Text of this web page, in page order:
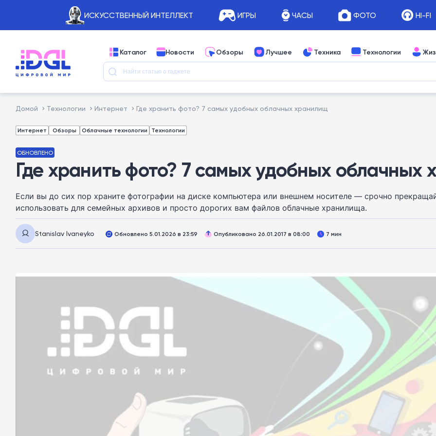
ИСКУССТВЕННЫЙ ИНТЕЛЛЕКТ ИГРЫ ЧАСЫ ФОТО HI-FI
Каталог Новости Обзоры Лучшее Техника Технологии
Домой Технологии Интернет Где хранить фото? 7 самых удобных облачных хранилищ
Интернет Обзоры Облачные технологии Технологии
ОБНОВЛЕНО
Где хранить фото? 7 самых удобных облачных
Если вы до сих пор храните фотографии на диске компьютера или внешнем носителе — срочно
использовать для семейных архивов и просто дорогих вам файлов облачные хранилища.
Stanislav Ivaneyko Обновлено 5.01.2026 в 23:59 Опубликовано 26.01.2017 в 08:00 7 мин